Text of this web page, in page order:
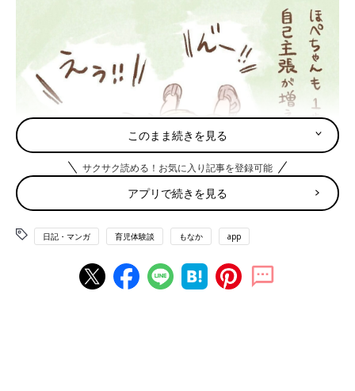
このまま続きを見る
サクサク読める！お気に入り記事を登録可能
アプリで続きを見る
日記・マンガ 育児体験談 もなか app